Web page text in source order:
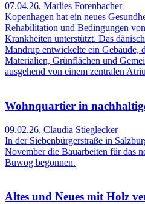
07.04.26, Marlies Forenbacher
Kopenhagen hat ein neues
Rehabilitation und Bedingungen
Krankheiten unterstützt. Das
Mandrup entwickelte ein Gebäude,
Materialien, Grünflächen und
ausgehend von einem zentralen
Wohnquartier in
09.02.26, Claudia Stieglecker
In der Siebenbürgerstraße in
November die Bauarbeiten für das
Buwog begonnen.
Altes und Neues mit Holz